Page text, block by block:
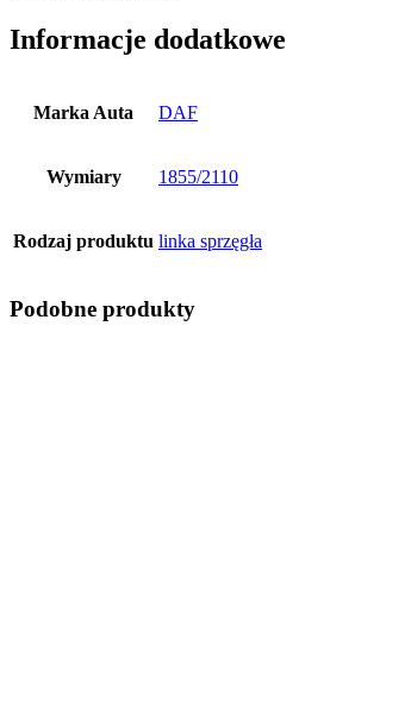
Informacje dodatkowe
Marka Auta DAF
Wymiary 1855/2110
Rodzaj produktu linka sprzęgła
Podobne produkty